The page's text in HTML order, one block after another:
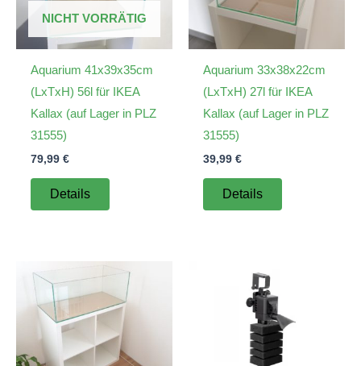
NICHT VORRÄTIG
Aquarium 41x39x35cm
(LxTxH) 56l für IKEA
Kallax (auf Lager in PLZ
31555)
79,99 €
Details
Aquarium 33x38x22cm
(LxTxH) 27l für IKEA
Kallax (auf Lager in PLZ
31555)
39,99 €
Details